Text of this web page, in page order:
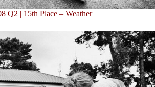
Q2 | 15th Place – Weather